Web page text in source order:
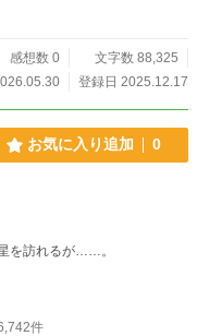
感想数 0
文字数 88,325
登録日 2025.12.17
お気に入り追加 0
を訪れるが……。
件